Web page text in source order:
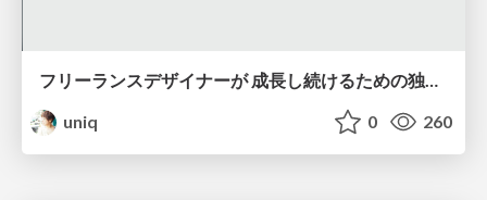
フリーランスデザイナーが 成長し続けるための独学のコツ / 20210130-westtokyowebstudy
uniq
0 260